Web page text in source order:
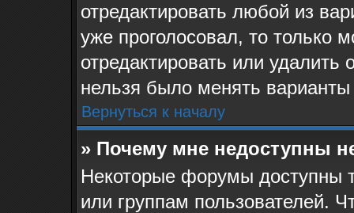
отредактировать любой из
уже проголосовал, то только
отредактировать или
нельзя было менять
Вернуться к началу
» Почему мне недоступны
Некоторые форумы доступны
или группам пользователей.